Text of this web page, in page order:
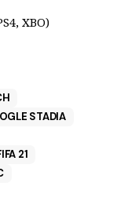
XBO)
STADIA
21